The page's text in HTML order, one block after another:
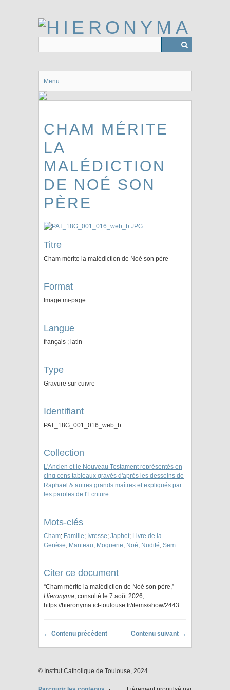
Menu
CHAM MÉRITE
LA
MALÉDICTION
DE NOÉ SON
PÈRE
Titre
Cham mérite la malédiction de Noé son père
Format
Image mi-page
Langue
français ; latin
Type
Gravure sur cuivre
Identifiant
PAT_18G_001_016_web_b
Collection
L'Ancien et le Nouveau Testament représentés en
cinq cens tableaux gravés d'après les desseins de
Raphaël & autres grands maîtres et expliqués par
les paroles de l'Ecriture
Mots-clés
Cham; Famille; Ivresse; Japhet; Livre de la
Genèse; Manteau; Moquerie; Noé; Nudité; Sem
Citer ce document
“Cham mérite la malédiction de Noé son père,”
Hieronyma, consulté le 7 août 2026,
https://hieronyma.ict-toulouse.fr/items/show/2443.
← Contenu précédent Contenu suivant →
© Institut Catholique de Toulouse, 2024